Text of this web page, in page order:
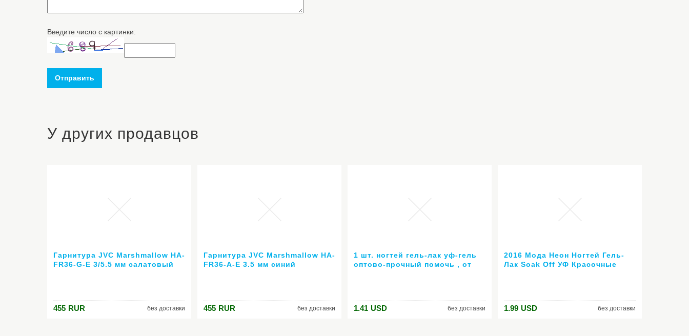
Введите число с картинки:
Отправить
У других продавцов
Гарнитура JVC Marshmallow HA-
FR36-G-E 3/5.5 мм салатовый
455 RUR без доставки
Гарнитура JVC Marshmallow HA-
FR36-A-E 3.5 мм синий
455 RUR без доставки
1 шт. ногтей гель-лак уф-гель
оптово-прочный помочь , от
цвет )
1.41 USD без доставки
2016 Мода Неон Ногтей Гель-
Лак Soak Off УФ Красочные
1.99 USD без доставки